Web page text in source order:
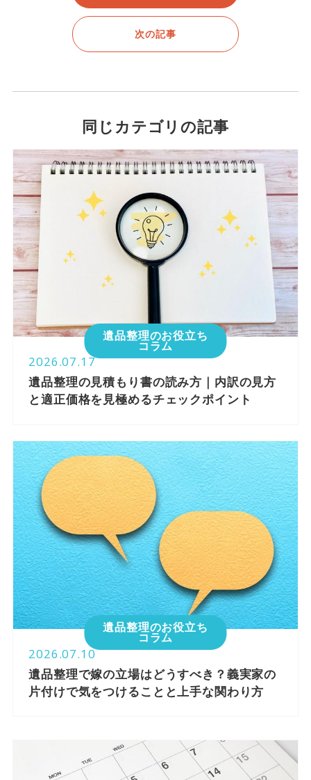
次の記事
同じカテゴリの記事
遺品整理のお役立ち
コラム
2026.07.17
遺品整理の見積もり書の読み方｜内訳の見方
と適正価格を見極めるチェックポイント
遺品整理のお役立ち
コラム
2026.07.10
遺品整理で嫁の立場はどうすべき？義実家の
片付けで気をつけることと上手な関わり方